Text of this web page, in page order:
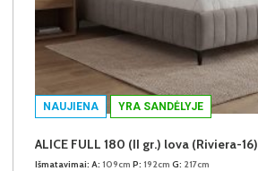
NAUJIENA YRA SANDĖLYJE
ALICE FULL 180 (II gr.) lova (Riviera-16)
Išmatavimai: A: 109cm P: 192cm G: 217cm